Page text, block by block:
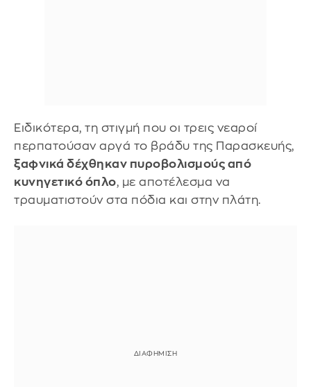
Ειδικότερα, τη στιγμή που οι τρεις νεαροί
περπατούσαν αργά το βράδυ της Παρασκευής,
ξαφνικά δέχθηκαν πυροβολισμούς από
κυνηγετικό όπλο, με αποτέλεσμα να
τραυματιστούν στα πόδια και στην πλάτη.